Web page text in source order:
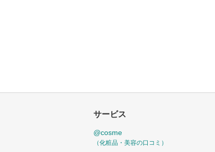
サービス
@cosme
（化粧品・美容の口コミ）